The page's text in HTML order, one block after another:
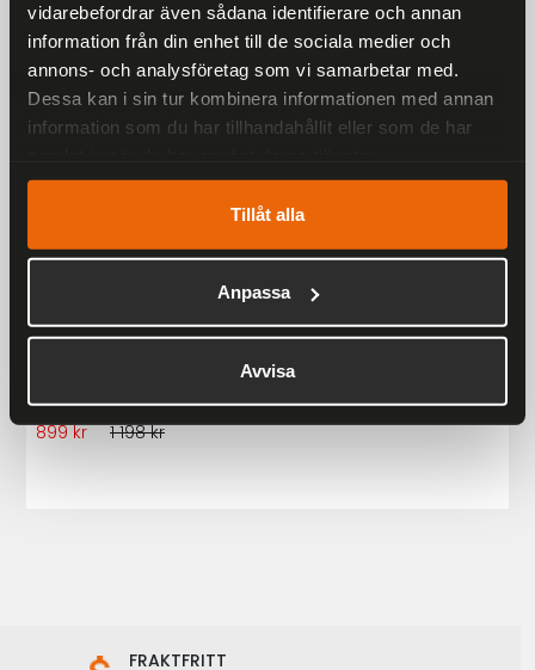
vidarebefordrar även sådana identifierare och annan
information från din enhet till de sociala medier och
annons- och analysföretag som vi samarbetar med.
Dessa kan i sin tur kombinera informationen med annan
information som du har tillhandahållit eller som de har
Tillåt alla
Anpassa
Avvisa
Andra har även tittat på
Rekommenderade produkter
Ronny Raggarväst Herr
899 kr
1 198 kr
FRAKTFRITT